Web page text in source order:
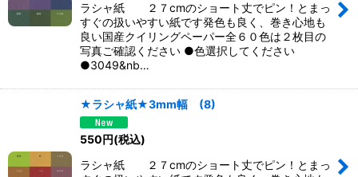
ラシャ紙 ２７cmのショート丈でピン！とまっ
すぐの扱いやすい紙です発色も良く、巻き心地も
良い国産クイリングペーパー全６０色は２枚目の
写真ご確認ください ●色選択してください
●3049&nb…
★ラシャ紙★3mm幅 (8)
550円(税込)
ラシャ紙 ２７cmのショート丈でピン！とまっ